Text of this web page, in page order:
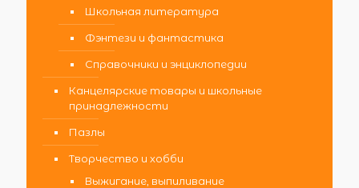
Школьная литература
Фэнтези и фантастика
Справочники и энциклопедии
Канцелярские товары и школьные
принадлежности
Пазлы
Творчество и хобби
Выжигание, выпиливание